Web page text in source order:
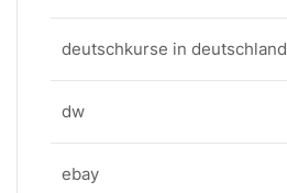
deutschkurse in deutschland
dw
ebay